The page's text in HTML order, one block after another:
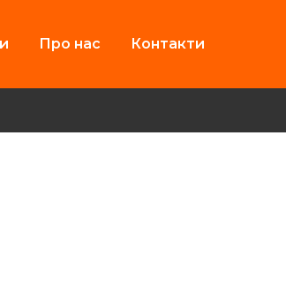
Про нас Контакти